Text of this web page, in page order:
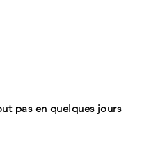
pas en quelques jours